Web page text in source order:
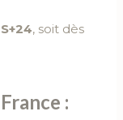
, soit dès
: